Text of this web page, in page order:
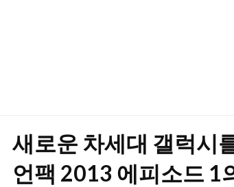
새로운 차세대 갤럭시
언팩 2013 에피소드 1